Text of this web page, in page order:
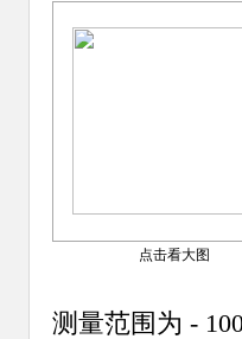
点击看大图
测量范围为 -